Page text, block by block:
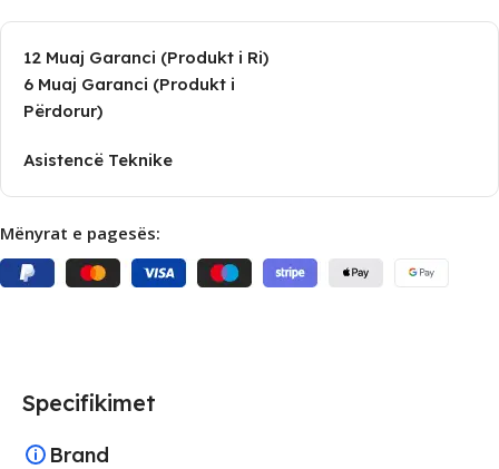
12 Muaj Garanci (Produkt i Ri)
6 Muaj Garanci (Produkt i
Përdorur)
Asistencë Teknike
Mënyrat e pagesës:
Specifikimet
Brand